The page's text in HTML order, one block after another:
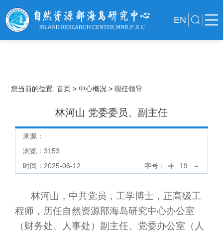
EN
您当前的位置: 首页> 中心概况 > 现任领导
林河山 党委委员、副主任
来源：
浏览：3153
时间：2025-06-12
字号： 19
林河山，中共党员，工学博士，正高级工
程师，历任自然资源部海岛研究中心办公室
（财务处、人事处）副主任、党委办公室（人